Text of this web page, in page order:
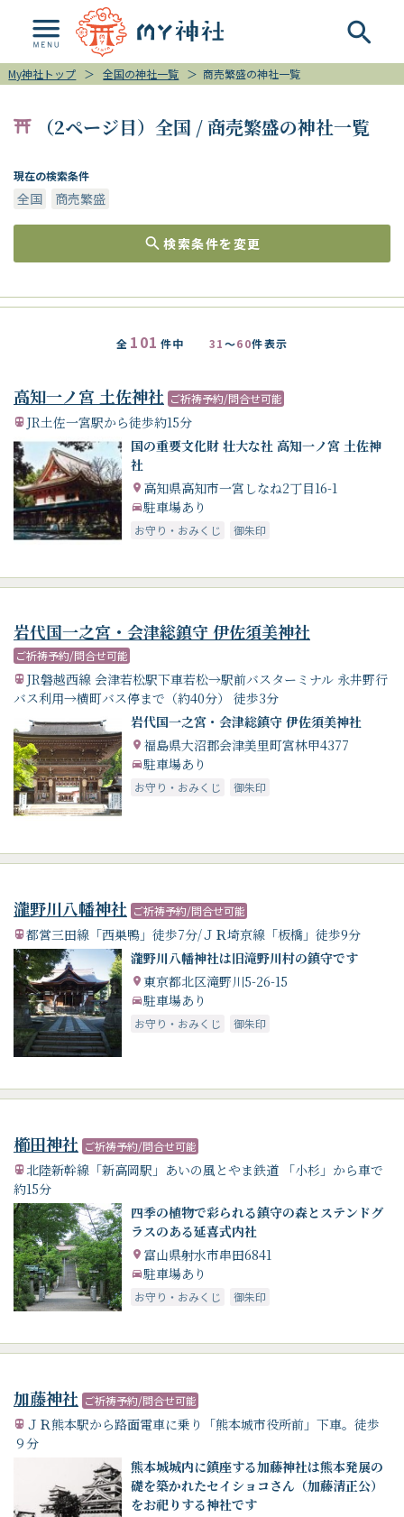
My神社トップ ＞ 全国の神社一覧 ＞ 商売繁盛の神社一覧
（2ページ目）全国 / 商売繁盛の神社一覧
現在の検索条件
全国 商売繁盛
検索条件を変更
全 101 件中 31～60件表示
高知一ノ宮 土佐神社 ご祈祷予約/問合せ可能
JR土佐一宮駅から徒歩約15分
国の重要文化財 壮大な社 高知一ノ宮 土佐神
社
高知県高知市一宮しなね2丁目16-1
駐車場あり
お守り・おみくじ 御朱印
岩代国一之宮・会津総鎮守 伊佐須美神社
ご祈祷予約/問合せ可能
JR磐越西線 会津若松駅下車若松→駅前バスターミナル 永井野行
バス利用→横町バス停まで（約40分） 徒歩3分
岩代国一之宮・会津総鎮守 伊佐須美神社
福島県大沼郡会津美里町宮林甲4377
駐車場あり
お守り・おみくじ 御朱印
瀧野川八幡神社 ご祈祷予約/問合せ可能
都営三田線「西巣鴨」徒歩7分/ＪＲ埼京線「板橋」徒歩9分
瀧野川八幡神社は旧滝野川村の鎮守です
東京都北区滝野川5-26-15
駐車場あり
お守り・おみくじ 御朱印
櫛田神社 ご祈祷予約/問合せ可能
北陸新幹線「新高岡駅」あいの風とやま鉄道 「小杉」から車で
約15分
四季の植物で彩られる鎮守の森とステンドグ
ラスのある延喜式内社
富山県射水市串田6841
駐車場あり
お守り・おみくじ 御朱印
加藤神社 ご祈祷予約/問合せ可能
ＪＲ熊本駅から路面電車に乗り「熊本城市役所前」下車。徒歩
９分
熊本城城内に鎮座する加藤神社は熊本発展の
礎を築かれたセイショコさん（加藤清正公）
をお祀りする神社です